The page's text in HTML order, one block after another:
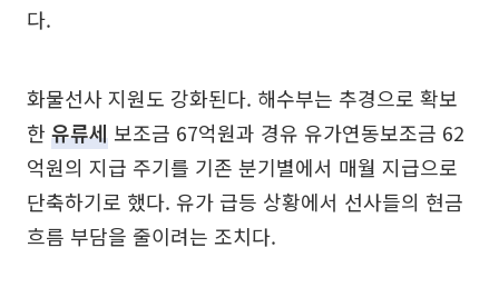
다.
화물선사 지원도 강화된다. 해수부는 추경으로 확보
한 유류세 보조금 67억원과 경유 유가연동보조금 62
억원의 지급 주기를 기존 분기별에서 매월 지급으로
단축하기로 했다. 유가 급등 상황에서 선사들의 현금
흐름 부담을 줄이려는 조치다.